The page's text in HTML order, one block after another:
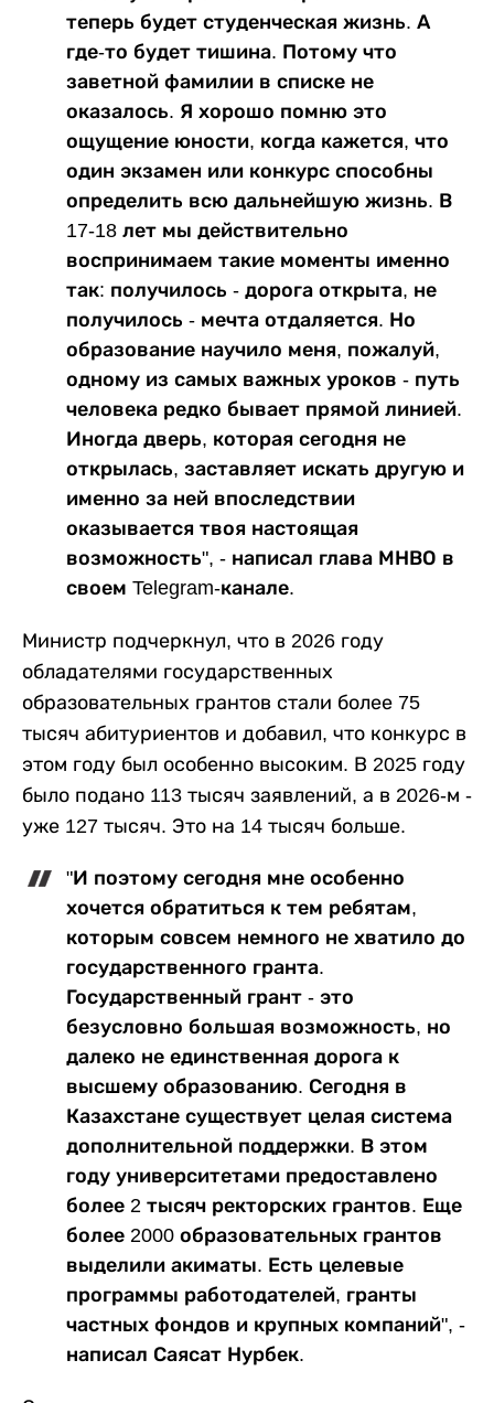
теперь будет студенческая жизнь. А
где-то будет тишина. Потому что
заветной фамилии в списке не
оказалось. Я хорошо помню это
ощущение юности, когда кажется, что
один экзамен или конкурс способны
определить всю дальнейшую жизнь. В
17-18 лет мы действительно
воспринимаем такие моменты именно
так: получилось - дорога открыта, не
получилось - мечта отдаляется. Но
образование научило меня, пожалуй,
одному из самых важных уроков - путь
человека редко бывает прямой линией.
Иногда дверь, которая сегодня не
открылась, заставляет искать другую и
именно за ней впоследствии
оказывается твоя настоящая
возможность", - написал глава МНВО в
своем Telegram-канале.
Министр подчеркнул, что в 2026 году
обладателями государственных
образовательных грантов стали более 75
тысяч абитуриентов и добавил, что конкурс в
этом году был особенно высоким. В 2025 году
было подано 113 тысяч заявлений, а в 2026-м -
уже 127 тысяч. Это на 14 тысяч больше.
"И поэтому сегодня мне особенно
хочется обратиться к тем ребятам,
которым совсем немного не хватило до
государственного гранта.
Государственный грант - это
безусловно большая возможность, но
далеко не единственная дорога к
высшему образованию. Сегодня в
Казахстане существует целая система
дополнительной поддержки. В этом
году университетами предоставлено
более 2 тысяч ректорских грантов. Еще
более 2000 образовательных грантов
выделили акиматы. Есть целевые
программы работодателей, гранты
частных фондов и крупных компаний", -
написал Саясат Нурбек.